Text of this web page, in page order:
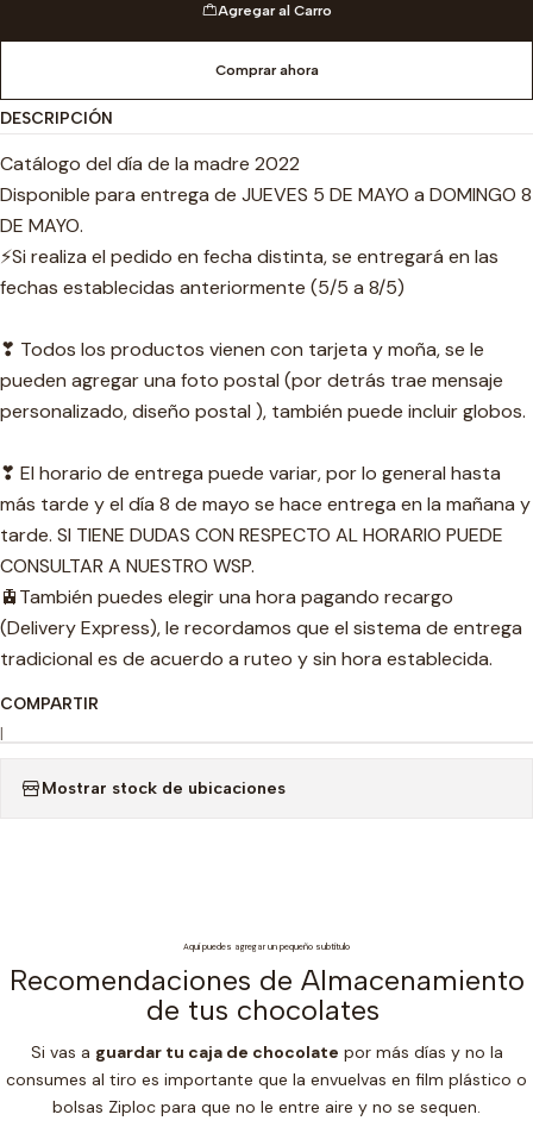
Agregar al Carro
Comprar ahora
DESCRIPCIÓN
Catálogo del día de la madre 2022
Disponible para entrega de JUEVES 5 DE MAYO a DOMINGO 8
DE MAYO.
⚡Si realiza el pedido en fecha distinta, se entregará en las
fechas establecidas anteriormente (5/5 a 8/5)
❣ Todos los productos vienen con tarjeta y moña, se le
pueden agregar una foto postal (por detrás trae mensaje
personalizado, diseño postal ), también puede incluir globos.
❣ El horario de entrega puede variar, por lo general hasta
más tarde y el día 8 de mayo se hace entrega en la mañana y
tarde. SI TIENE DUDAS CON RESPECTO AL HORARIO PUEDE
CONSULTAR A NUESTRO WSP.
🚊También puedes elegir una hora pagando recargo
(Delivery Express), le recordamos que el sistema de entrega
tradicional es de acuerdo a ruteo y sin hora establecida.
COMPARTIR
|
Mostrar stock de ubicaciones
Aquí puedes agregar un pequeño subtítulo
Recomendaciones de Almacenamiento
de tus chocolates
Si vas a guardar tu caja de chocolate por más días y no la
consumes al tiro es importante que la envuelvas en film plástico o
bolsas Ziploc para que no le entre aire y no se sequen.